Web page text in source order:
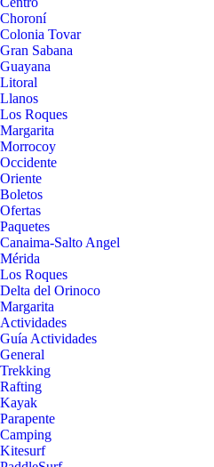
Choroní
Colonia Tovar
Gran Sabana
Guayana
Litoral
Llanos
Los Roques
Margarita
Morrocoy
Occidente
Oriente
Boletos
Ofertas
Paquetes
Canaima-Salto Angel
Mérida
Los Roques
Delta del Orinoco
Margarita
Actividades
Guía Actividades
General
Trekking
Rafting
Kayak
Parapente
Camping
Kitesurf